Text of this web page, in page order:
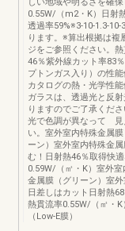
0.55W/（m2・K）日射
透過率59%※3-10-1.3-
ります。※算出根拠は複
ジをご参照ください。
46％紫外線カット率83
プトンガス入り）の性
カタログの熱・光学性
ガラスは、透過光と反
りますのでご了承くだ
光で色調が異なって 見
い。室外室内特殊金属
ーン）室外室内特殊金
む！日射熱46％取得快
0.59W/（㎡・K）室外
金属膜（グリーン）室
日差しはカット日射熱
熱貫流率0.55W/（㎡・
（Low-E膜）